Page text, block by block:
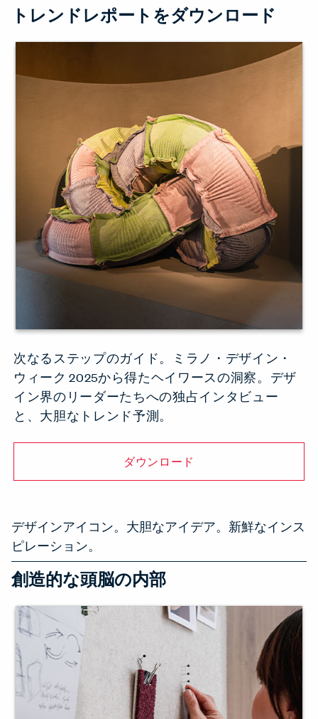
トレンドレポートをダウンロード
次なるステップのガイド。ミラノ・デザイン・
ウィーク 2025から得たヘイワースの洞察。デザ
イン界のリーダーたちへの独占インタビュー
と、大胆なトレンド予測。
ダウンロード
デザインアイコン。大胆なアイデア。新鮮なインス
ピレーション。
創造的な頭脳の内部